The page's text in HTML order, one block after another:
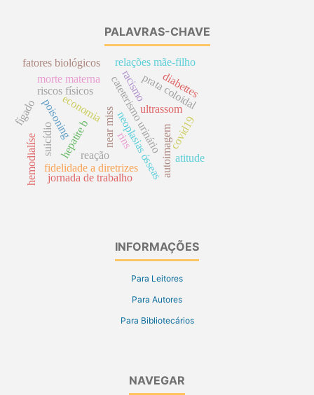
PALAVRAS-CHAVE
hepatite b neoplasias ósseas
poisoning ultrassom
cateterismo urinário
near miss
fidelidade a diretrizes
jornada de trabalho
relações mãe-filho
riscos físicos
autoimagem
fatores biológicos
morte materna
economia
suicídio reação
prata coloidal
diabettes
hemodialíse
fígado
rins
racismo
atitude
covid19
INFORMAÇÕES
Para Leitores
Para Autores
Para Bibliotecários
NAVEGAR